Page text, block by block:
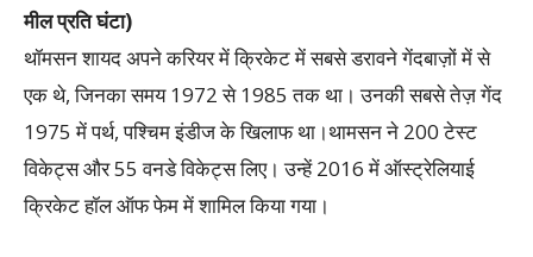
मील प्रति घंटा)
थॉमसन शायद अपने करियर में क्रिकेट में सबसे डरावने गेंदबाज़ों में से
एक थे, जिनका समय 1972 से 1985 तक था। उनकी सबसे तेज़ गेंद
1975 में पर्थ, पश्चिम इंडीज के खिलाफ था।थामसन ने 200 टेस्ट
विकेट्स और 55 वनडे विकेट्स लिए। उन्हें 2016 में ऑस्ट्रेलियाई
क्रिकेट हॉल ऑफ फेम में शामिल किया गया।